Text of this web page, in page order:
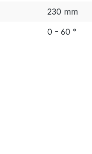
230 mm
0 - 60 °